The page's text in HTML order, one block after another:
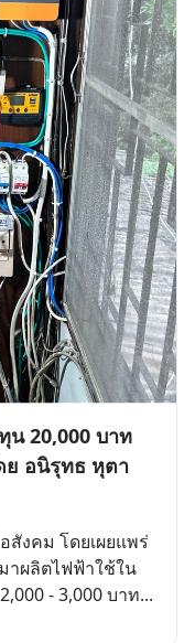
น 20,000 บาท
ย อนิรุทธ หุตา
สังคม โดยเผยแพร่
าผลิตไฟฟ้าใช้ใน
- 3,000 บาท